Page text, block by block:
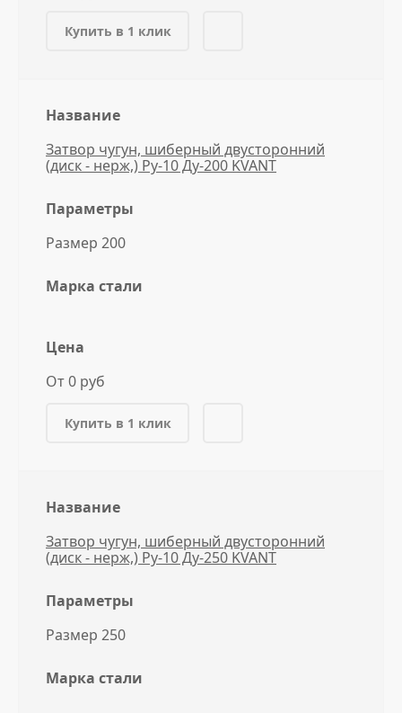
Купить в 1 клик
Название
Затвор чугун, шиберный двусторонний
(диск - нерж,) Ру-10 Ду-200 KVANT
Параметры
Размер 200
Марка стали
Цена
От 0 руб
Купить в 1 клик
Название
Затвор чугун, шиберный двусторонний
(диск - нерж,) Ру-10 Ду-250 KVANT
Параметры
Размер 250
Марка стали